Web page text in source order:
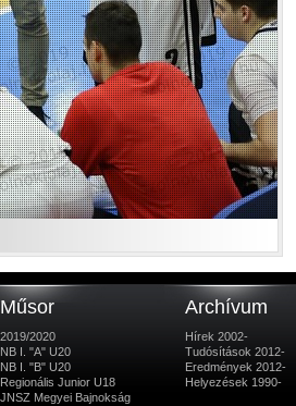
Műsor
2019/2020
NB I. "A" U20
NB I. "B" U20
Regionális Junior U18
JNSZ Megyei Bajnokság
Archívum
Hírek 2002-
Tudósítások 2012-
Eredmények 2012-
Helyezések 1990-